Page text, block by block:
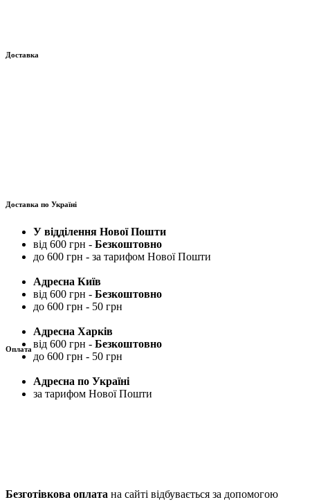
Доставка
Доставка по Україні
У відділення Нової Пошти
від 600 грн - Безкоштовно
до 600 грн - за тарифом Нової Пошти
Адресна Київ
від 600 грн - Безкоштовно
до 600 грн - 50 грн
Адресна Харків
від 600 грн - Безкоштовно
до 600 грн - 50 грн
Адресна по Україні
за тарифом Нової Пошти
Оплата
Безготівкова оплата на сайті відбувається за допомогою